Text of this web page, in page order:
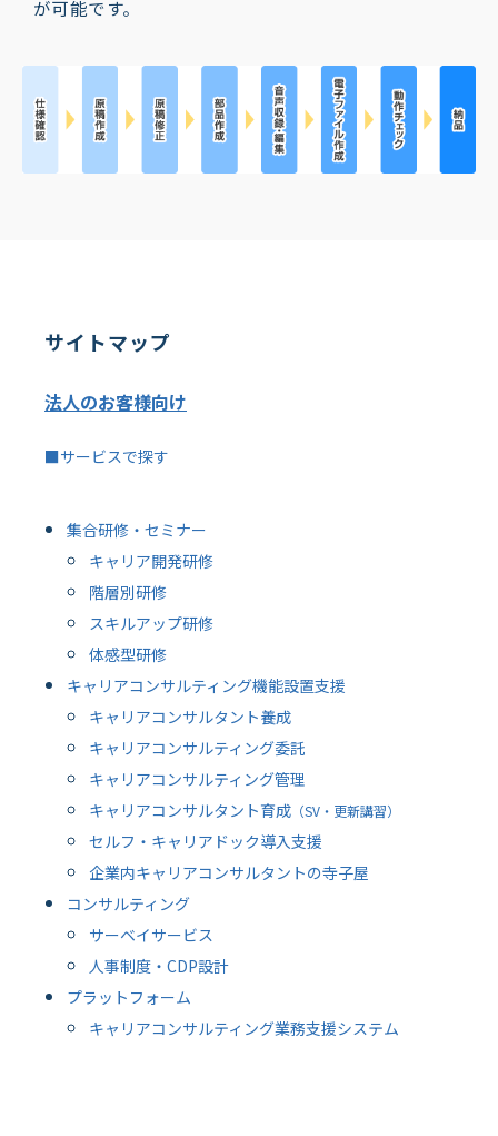
が可能です。
サイトマップ
法人のお客様向け
■サービスで探す
集合研修・セミナー
キャリア開発研修
階層別研修
スキルアップ研修
体感型研修
キャリアコンサルティング機能設置支援
キャリアコンサルタント養成
キャリアコンサルティング委託
キャリアコンサルティング管理
キャリアコンサルタント育成 （SV・更新講習）
セルフ・キャリアドック導入支援
企業内キャリアコンサルタントの寺子屋
コンサルティング
サーベイサービス
人事制度・CDP設計
プラットフォーム
キャリアコンサルティング業務支援システム